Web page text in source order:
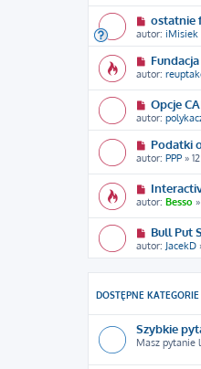
ostatnie
autor: iMisiek
autor:
Opcje
autor:
Podatki
autor: PPP »
autor: Besso
Bull Put
autor: JacekD
DOSTĘPNE KATEGORIE
Szybkie
Masz pytanie